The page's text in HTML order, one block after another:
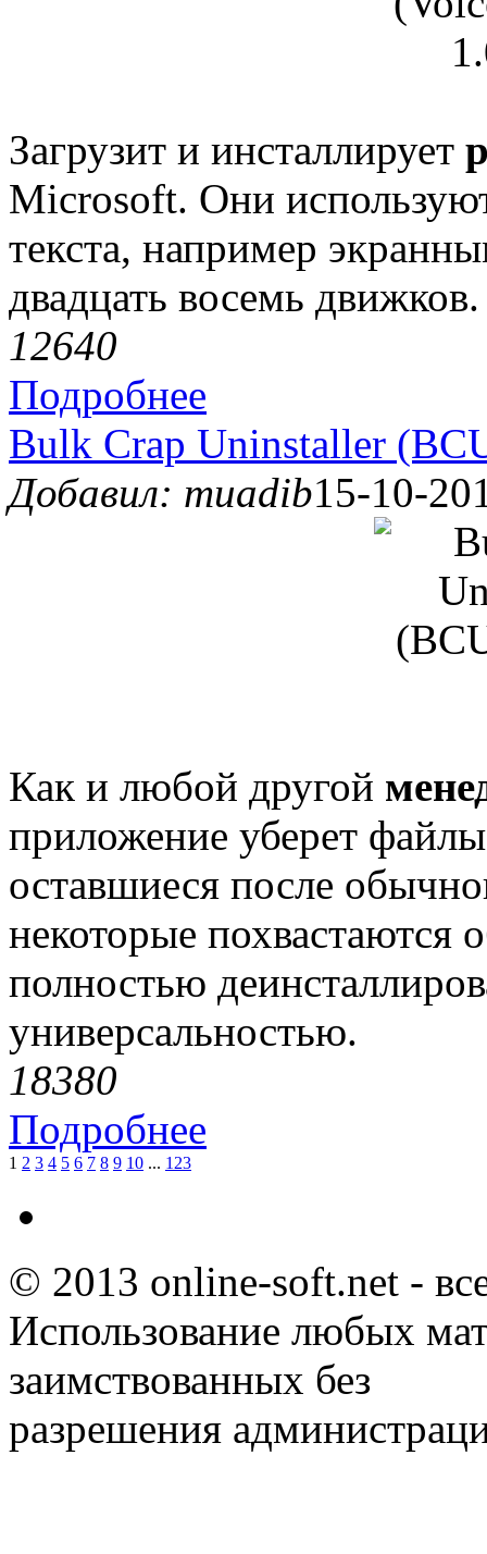
Загрузит и инсталлирует
Microsoft. Они
текста, например
двадцать восемь движков.
12640
Подробнее
Bulk Crap Uninstaller
Добавил: muadib15-10-
Как и любой другой
приложение уберет
оставшиеся после
некоторые похвастаются
полностью
универсальностью.
18380
Подробнее
1 2 3 4 5 6 7 8 9 10 ... 123
© 2013 online-soft.net -
Использование любых
заимствованных без
разрешения